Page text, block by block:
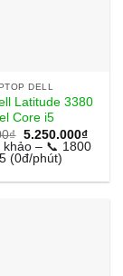
DELL
Latitude 3380
Core i5
₫ Giá
gốc
là:
6.700.000₫.
5.250.000₫Giá
hiện
khảo – 📞 1800
(0đ/phút)